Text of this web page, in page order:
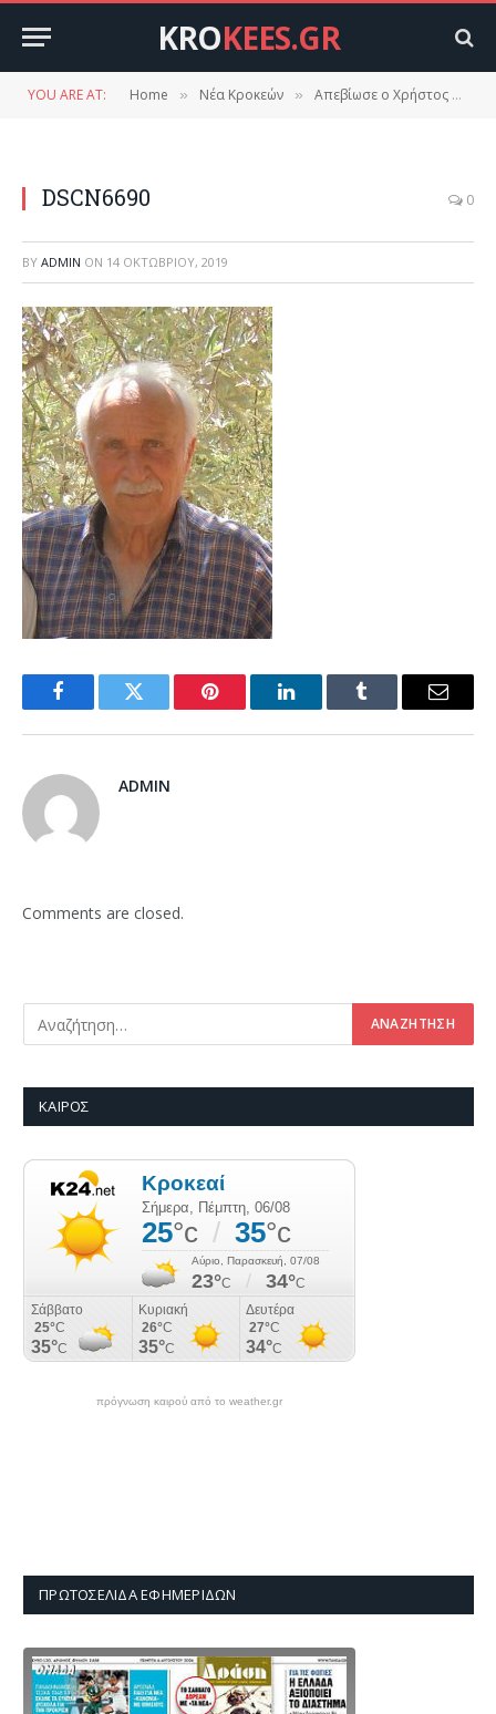
KROKEES.GR
YOU ARE AT: Home » Νέα Κροκεών » Απεβίωσε ο Χρήστος Κωνσταντάκος
DSCN6690 0
BY ADMIN ON 14 ΟΚΤΩΒΡΊΟΥ, 2019
FacebookTwitter Pinterest LinkedInTumblr Email
ADMIN
Comments are closed.
ΚΑΙΡΌΣ
πρόγνωση καιρού από το weather.gr
ΠΡΩΤΟΣΈΛΙΔΑ ΕΦΗΜΕΡΊΔΩΝ